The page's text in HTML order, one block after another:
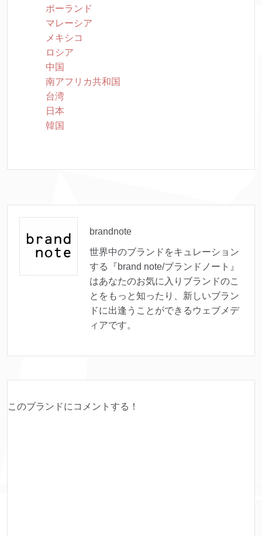
ポーランド
マレーシア
メキシコ
ロシア
中国
南アフリカ共和国
台湾
日本
韓国
brandnote
世界中のブランドをキュレーション
する『brand note/ブランドノート』
はあなたのお気に入りブランドのこ
とをもっと知ったり、新しいブラン
ドに出逢うことができるウェブメデ
ィアです。
このブランドにコメントする！